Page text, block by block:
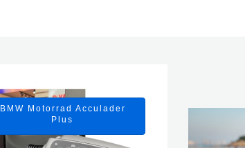
BMW Motorrad Acculader
Plus